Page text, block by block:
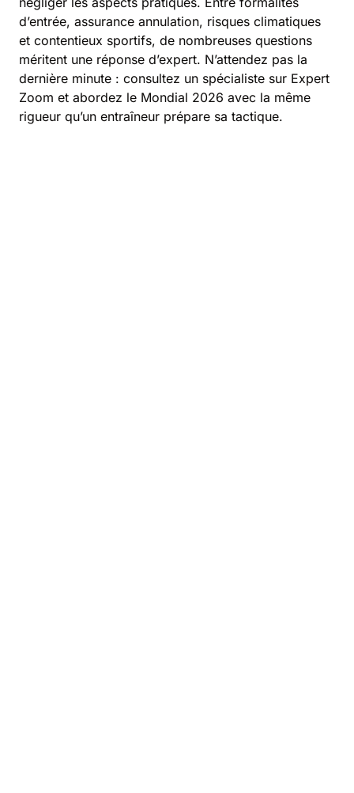
d’entrée, assurance annulation, risques climatiques
et contentieux sportifs, de nombreuses questions
méritent une réponse d’expert. N’attendez pas la
dernière minute : consultez un spécialiste sur Expert
Zoom et abordez le Mondial 2026 avec la même
rigueur qu’un entraîneur prépare sa tactique.